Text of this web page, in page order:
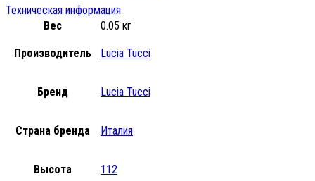
Техническая информация
Вес
0.05 кг
Производитель Lucia Tucci
Бренд Lucia Tucci
Страна бренда Италия
Высота 112